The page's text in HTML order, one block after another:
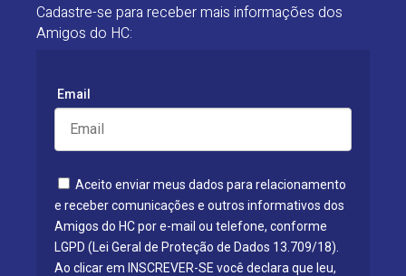
Cadastre-se para receber mais informações dos
Amigos do HC:
Email
Aceito enviar meus dados para relacionamento
e receber comunicações e outros informativos dos
Amigos do HC por e-mail ou telefone, conforme
LGPD (Lei Geral de Proteção de Dados 13.709/18).
Ao clicar em INSCREVER-SE você declara que leu,